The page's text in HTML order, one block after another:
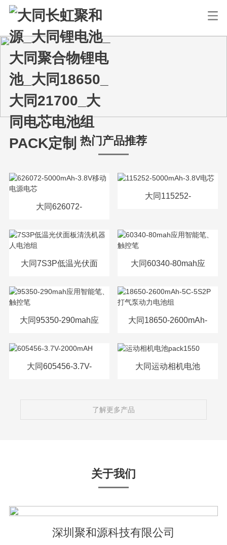
热门产品推荐
大同626072-
大同115252-
大同7S3P低温光伏面 大同60340-80mah应
大同95350-290mah应 大同18650-2600mAh-
电池组
大同605456-3.7V- 大同运动相机电池
了解更多产品
关于我们
深圳聚和源科技有限公司